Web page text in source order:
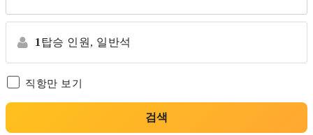
1 탑승 인원, 일반석
직항만 보기
검색